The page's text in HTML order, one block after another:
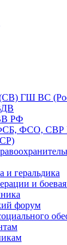
ГШ ВС
РФ
ФСО,
и геральдика
и боевая
форум